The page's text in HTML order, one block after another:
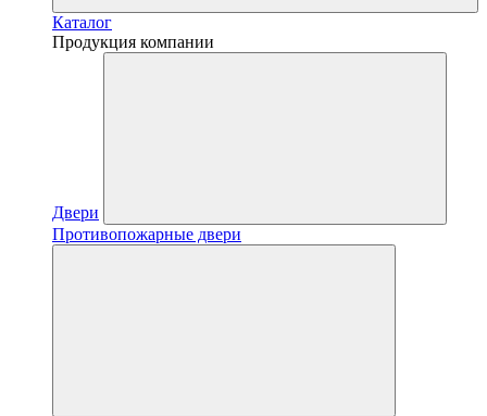
Каталог
Продукция компании
Двери
Противопожарные двери